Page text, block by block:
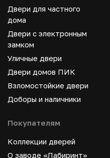
Двери для частного
дома
Двери с электронным
замком
Уличные двери
Двери домов ПИК
Взломостойкие двери
Доборы и наличники
Покупателям
Коллекции дверей
О заводе «Лабиринт»